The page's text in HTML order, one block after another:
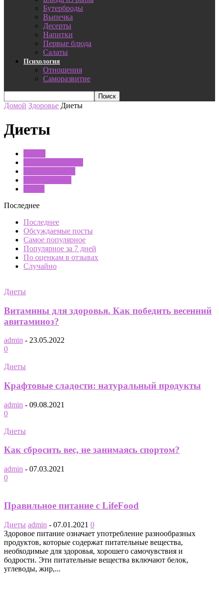
Бутерброды
Выпечка
Десерты
Напитки
Первые блюда
Салаты
Психология
Отношения
Саморазвитие
Домой Здоровье Диеты
Диеты
Последнее
Последнее
Обсуждаемые посты
Самое популярное
Популярное за 7 дней
По оценкам в отзывах
Случайно
Диеты
Витамины для здоровья. Как победить весенний
авитаминоз?
admin - 23.05.2022
0
Диеты
Крафтовые сладости: натуральный продукты
admin - 09.08.2021
0
Диеты
Как сбросить вес, не занимаясь спортом?
admin - 07.03.2021
0
Правильное питание с LifeFood
Диеты admin - 07.01.2021 0
Здоровое питание означает употребление разнообразных
продуктов, которые содержат питательные вещества,
необходимые для здоровья, хорошего самочувствия и
бодрости. Эти питательные вещества включают белок,
углеводы, жир,...